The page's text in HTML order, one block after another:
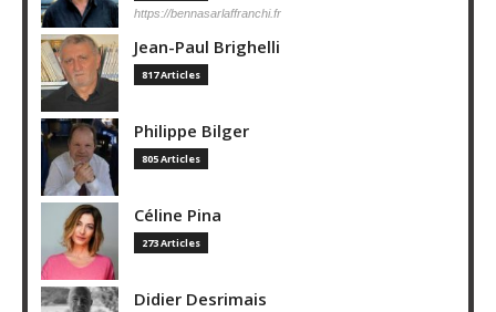
https://bennasarlaffranchi.fr
Jean-Paul Brighelli
817 Articles
Philippe Bilger
805 Articles
Céline Pina
273 Articles
Didier Desrimais